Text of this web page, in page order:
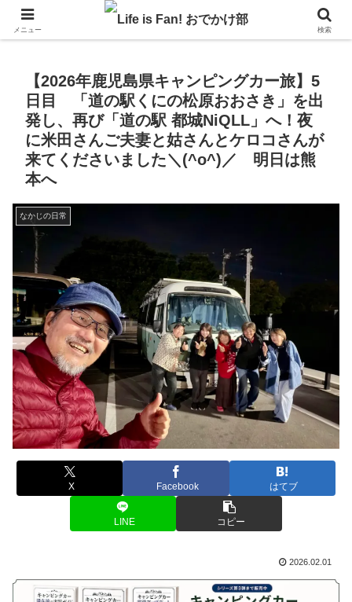
自作キャンピングカーで1年の3分の1を北海道でのんびりバンライフ♪
【2026年鹿児島県キャンピングカー旅】5
日目 「道の駅くにの松原おおさき」を出
発し、再び「道の駅 都城NiQLL」へ！夜
に米田さんご夫妻と姑さんとケロコさんが
来てくださいました＼(^o^)／ 明日は熊
本へ
なかじの日常
X Facebook はてブ
LINE コピー
2026.02.01
メニュー 検索